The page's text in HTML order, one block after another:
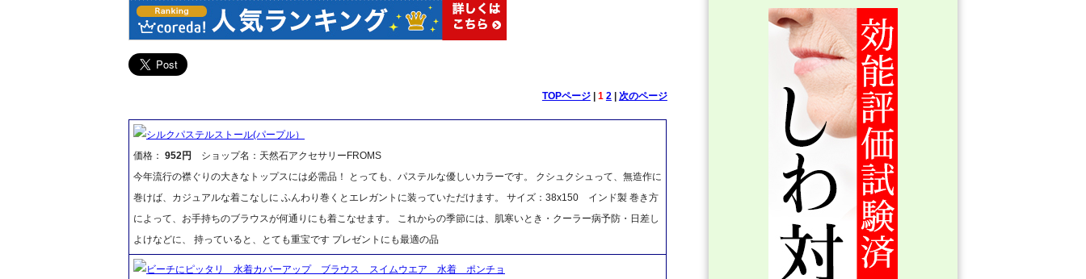
TOPページ| 1 2| 次のページ
シルクパステルストール(パープル）
価格： 952円
ショップ名：天然石アクセサリーFROMS
今年流行の襟ぐりの大きなトップスには必需品！ とっても、パステルな優しいカラーです。 クシュクシュって、無造作に
巻けば、カジュアルな着こなしに ふんわり巻くとエレガントに装っていただけます。 サイズ：38x150 インド製 巻き方
によって、お手持ちのブラウスが何通りにも着こなせます。 これからの季節には、肌寒いとき・クーラー病予防・日差し
よけなどに、 持っていると、とても重宝です プレゼントにも最適の品
ビーチにピッタリ 水着カバーアップ ブラウス スイムウエア 水着 ポンチョ